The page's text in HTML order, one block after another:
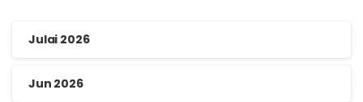
Julai 2026
Jun 2026